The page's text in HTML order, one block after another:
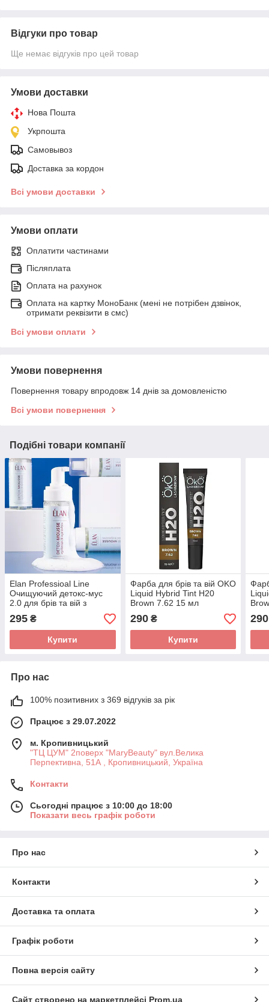
Відгуки про товар
Ще немає відгуків про цей товар
Умови доставки
Нова Пошта
Укрпошта
Самовывоз
Доставка за кордон
Всі умови доставки
Умови оплати
Оплатити частинами
Післяплата
Оплата на рахунок
Оплата на картку МоноБанк (мені не потрібен дзвінок,
отримати реквізити в смс)
Всі умови оплати
Умови повернення
Повернення товару впродовж 14 днів за домовленістю
Всі умови повернення
Подібні товари компанії
Elan Professioal Line
Очищуючий детокс-мус
2.0 для брів та вій з
бактерицидним ефектом
295 ₴
Купити
Фарба для брів та вій OKO
Liquid Hybrid Tint H20
Brown 7.62 15 мл
290₴
Купити
290
Про нас
100% позитивних з 369 відгуків за рік
Працює з 29.07.2022
м. Кропивницький
"ТЦ ЦУМ" 2поверх "MaryBeauty" вул.Велика
Перпективна, 51А , Кропивницький, Україна
Контакти
Сьогодні працює з 10:00 до 18:00
Показати весь графік роботи
Про нас
Контакти
Доставка та оплата
Графік роботи
Повна версія сайту
Сайт створено на маркетплейсі Prom.ua